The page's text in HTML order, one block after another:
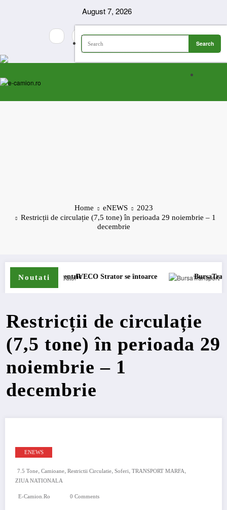
August 7, 2026
Home eNEWS
2023
Restricții de circulație (7,5 tone) în perioada 29 noiembrie – 1
decembrie
Noutati
IVECO Strator se întoarce BursaTransport/123cargo
Restricții de circulație
(7,5 tone) în perioada 29
noiembrie – 1
decembrie
ENEWS
7.5 Tone, Camioane, Restrictii Circulatie, Soferi, TRANSPORT MARFA,
ZIUA NATIONALA
E-Camion.ro 0 Comments